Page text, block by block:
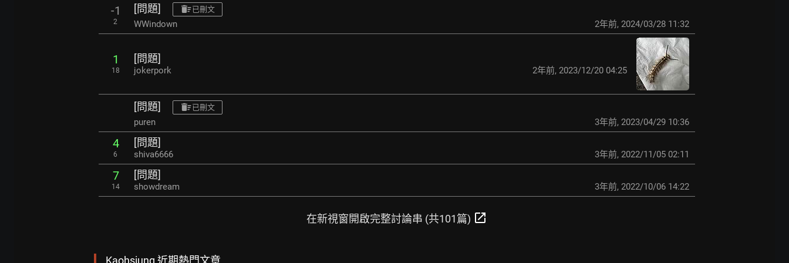
-1
2
[問題] 已刪文
WWindown 2年前, 2024/03/28 11:32
1
18
[問題]
jokerpork 2年前, 2023/12/20 04:25
[問題] 已刪文
puren 3年前, 2023/04/29 10:36
4
6
[問題]
shiva6666 3年前, 2022/11/05 02:11
7
14
[問題]
showdream 3年前, 2022/10/06 14:22
在新視窗開啟完整討論串 (共101篇) open_in_new
Kaohsiung 近期熱門文章